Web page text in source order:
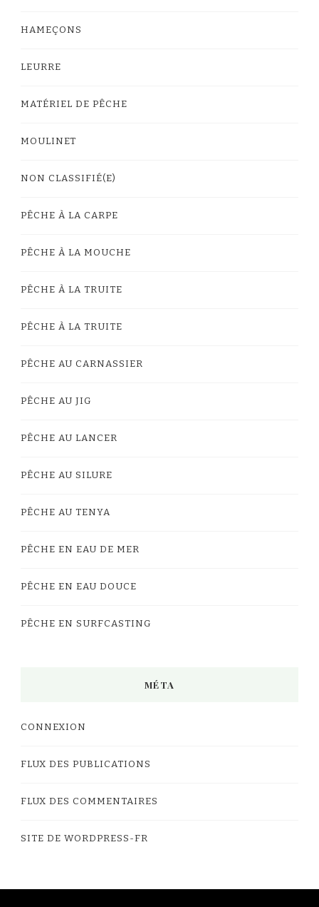
HAMEÇONS
LEURRE
MATÉRIEL DE PÊCHE
MOULINET
NON CLASSIFIÉ(E)
PÊCHE À LA CARPE
PÊCHE À LA MOUCHE
PÊCHE À LA TRUITE
PÊCHE À LA TRUITE
PÊCHE AU CARNASSIER
PÊCHE AU JIG
PÊCHE AU LANCER
PÊCHE AU SILURE
PÊCHE AU TENYA
PÊCHE EN EAU DE MER
PÊCHE EN EAU DOUCE
PÊCHE EN SURFCASTING
MÉTA
CONNEXION
FLUX DES PUBLICATIONS
FLUX DES COMMENTAIRES
SITE DE WORDPRESS-FR